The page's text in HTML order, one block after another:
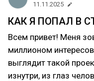
11.11.2025
КАК Я ПОПАЛ В
Всем привет! Меня
миллионом
выглядит такой
изнутри, из глаз